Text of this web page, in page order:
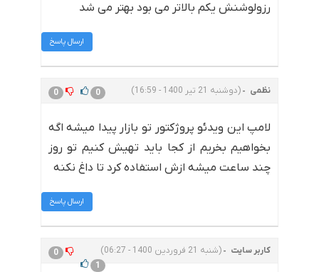
رزولوشنش یکم بالاتر می بود بهتر می شد
ارسال پاسخ
نظمی (دوشنبه 21 تیر 1400 - 16:59) 0 0
لامپ این ویدئو پروژکتور تو بازار پیدا میشه اگه
بخواهیم بخریم از کجا باید تهیش کنیم تو روز
چند ساعت میشه ازش استفاده کرد تا داغ نکنه
ارسال پاسخ
کاربر سایت (شنبه 21 فروردین 1400 - 06:27)
0
1